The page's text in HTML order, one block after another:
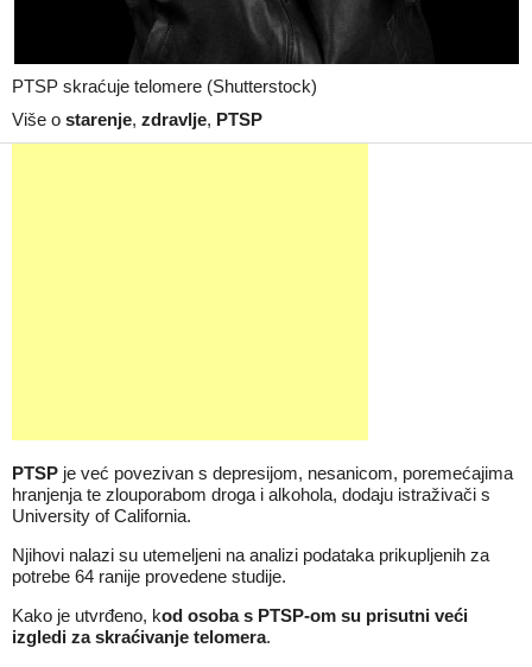
PTSP skraćuje telomere (Shutterstock)
Više o starenje, zdravlje, PTSP
PTSP je već povezivan s depresijom, nesanicom, poremećajima
hranjenja te zlouporabom droga i alkohola, dodaju istraživači s
University of California.
Njihovi nalazi su utemeljeni na analizi podataka prikupljenih za
potrebe 64 ranije provedene studije.
Kako je utvrđeno, kod osoba s PTSP-om su prisutni veći
izgledi za skraćivanje telomera.